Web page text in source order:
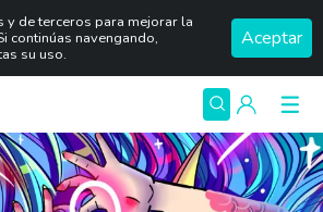
de terceros para mejorar la
continúas navengando,
su uso.
Aceptar